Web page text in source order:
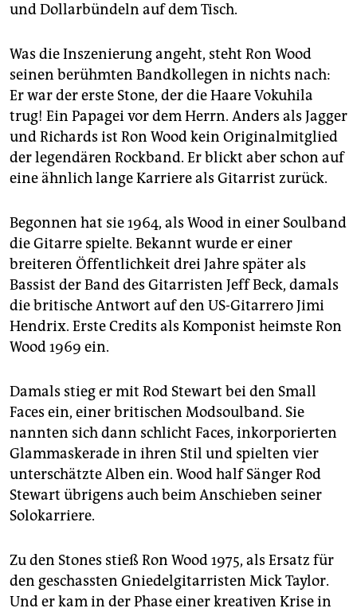
epaper login
und Dollarbündeln auf dem Tisch.
Was die Inszenierung angeht, steht Ron Wood
seinen berühmten Bandkollegen in nichts nach:
Er war der erste Stone, der die Haare Vokuhila
trug! Ein Papagei vor dem Herrn. Anders als Jagger
und Richards ist Ron Wood kein Originalmitglied
der legendären Rockband. Er blickt aber schon auf
eine ähnlich lange Karriere als Gitarrist zurück.
Begonnen hat sie 1964, als Wood in einer Soulband
die Gitarre spielte. Bekannt wurde er einer
breiteren Öffentlichkeit drei Jahre später als
Bassist der Band des Gitarristen Jeff Beck, damals
die britische Antwort auf den US-Gitarrero Jimi
Hendrix. Erste Credits als Komponist heimste Ron
Wood 1969 ein.
Damals stieg er mit Rod Stewart bei den Small
Faces ein, einer britischen Modsoulband. Sie
nannten sich dann schlicht Faces, inkorporierten
Glammaskerade in ihren Stil und spielten vier
unterschätzte Alben ein. Wood half Sänger Rod
Stewart übrigens auch beim Anschieben seiner
Solokarriere.
Zu den Stones stieß Ron Wood 1975, als Ersatz für
den geschassten Gniedelgitarristen Mick Taylor.
Und er kam in der Phase einer kreativen Krise in